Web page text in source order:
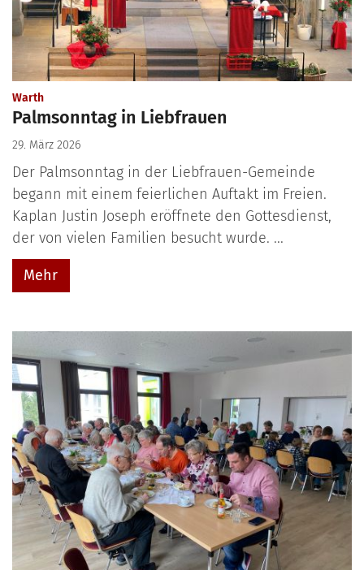
Warth:
Palmsonntag in Liebfrauen
29. März 2026
Der Palmsonntag in der Liebfrauen-Gemeinde
begann mit einem feierlichen Auftakt im Freien.
Kaplan Justin Joseph eröffnete den Gottesdienst,
der von vielen Familien besucht wurde. ...
Mehr